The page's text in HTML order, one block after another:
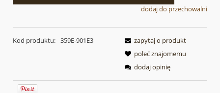
dodaj do przechowalni
Kod produktu: 359E-901E3
zapytaj o produkt
poleć znajomemu
dodaj opinię